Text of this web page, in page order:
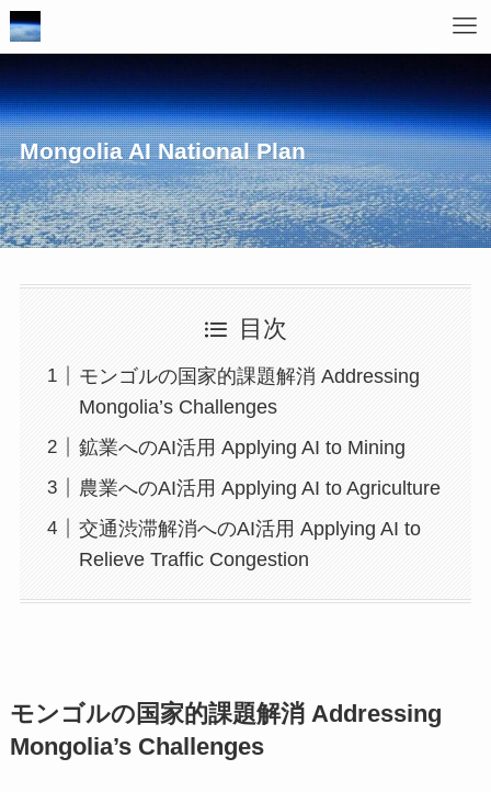
Mongolia AI National Plan
目次
モンゴルの国家的課題解消 Addressing
Mongolia’s Challenges
鉱業へのAI活用 Applying AI to Mining
農業へのAI活用 Applying AI to Agriculture
交通渋滞解消へのAI活用 Applying AI to
Relieve Traffic Congestion
モンゴルの国家的課題解消 Addressing
Mongolia’s Challenges